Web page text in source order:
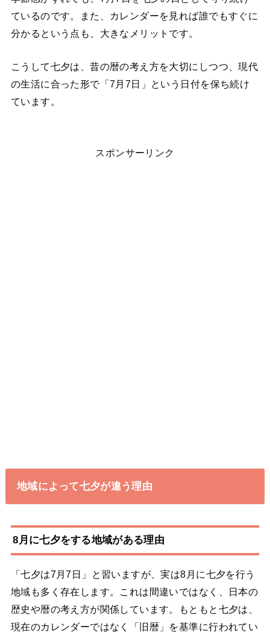
ているのです。また、カレンダーを見れば誰でもすぐに
分かるという点も、大きなメリットです。
こうして七夕は、昔の暦の考え方を大切にしつつ、現代
の生活に合った形で「7月7日」という日付を保ち続け
ています。
スポンサーリンク
地域によって七夕が違う理由
8月に七夕をする地域がある理由
「七夕は7月7日」と習いますが、実は8月に七夕を行う
地域も多く存在します。これは間違いではなく、日本の
歴史や暦の考え方が関係しています。もともと七夕は、
現在のカレンダーではなく「旧暦」を基準に行われてい